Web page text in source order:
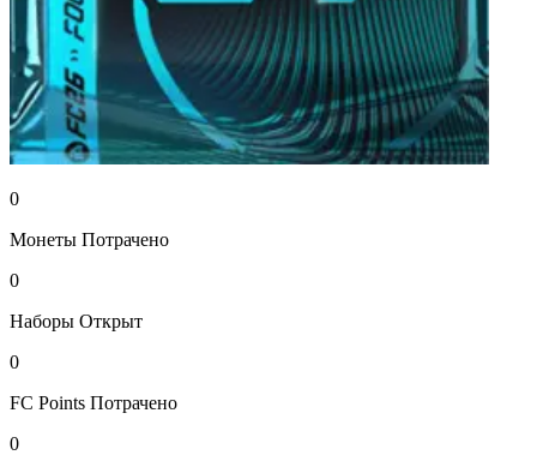
0
Монеты Потрачено
0
Наборы Открыт
0
FC Points Потрачено
0